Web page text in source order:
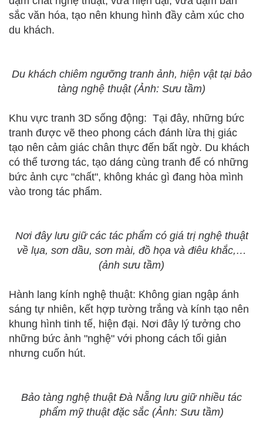
sắc văn hóa, tạo nên khung hình đầy cảm xúc cho
du khách.
Du khách chiêm ngưỡng tranh ảnh, hiện vật tại bảo
tàng nghệ thuật (Ảnh: Sưu tầm)
Khu vực tranh 3D sống động: Tại đây, những bức
tranh được vẽ theo phong cách đánh lừa thị giác
tạo nên cảm giác chân thực đến bất ngờ. Du khách
có thể tương tác, tạo dáng cùng tranh để có những
bức ảnh cực "chất", không khác gì đang hòa mình
vào trong tác phẩm.
Nơi đây lưu giữ các tác phẩm có giá trị nghệ thuật
về lụa, sơn dầu, sơn mài, đồ họa và điêu khắc,…
(ảnh sưu tầm)
Hành lang kính nghệ thuật: Không gian ngập ánh
sáng tự nhiên, kết hợp tường trắng và kính tạo nên
khung hình tinh tế, hiện đại. Nơi đây lý tưởng cho
những bức ảnh "nghệ" với phong cách tối giản
nhưng cuốn hút.
Bảo tàng nghệ thuật Đà Nẵng lưu giữ nhiều tác
phẩm mỹ thuật đặc sắc (Ảnh: Sưu tầm)